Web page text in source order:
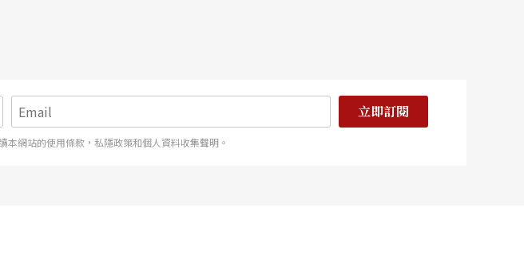
立即訂閱
網站的使用條款，私隱政策和個人資料收集聲明。